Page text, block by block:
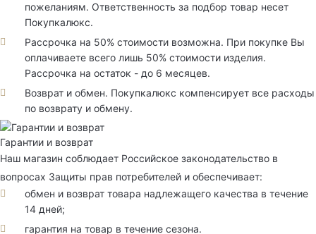
пожеланиям. Ответственность за подбор товар несет
Покупкалюкс.
Рассрочка на 50% стоимости возможна. При покупке Вы
оплачиваете всего лишь 50% стоимости изделия.
Рассрочка на остаток - до 6 месяцев.
Возврат и обмен. Покупкалюкс компенсирует все расходы
по возврату и обмену.
Гарантии и возврат
Наш магазин соблюдает Российское законодательство в
вопросах Защиты прав потребителей и обеспечивает:
обмен и возврат товара надлежащего качества в течение
14 дней;
гарантия на товар в течение сезона.